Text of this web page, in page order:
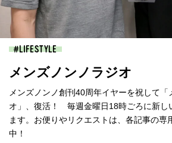
LIFESTYLE
メンズノンノラジオ
メンズノンノ創刊40周年イヤーを祝して「
オ」、復活！ 毎週金曜日18時ごろに新し
ます。お便りやリクエストは、各記事の専
中！